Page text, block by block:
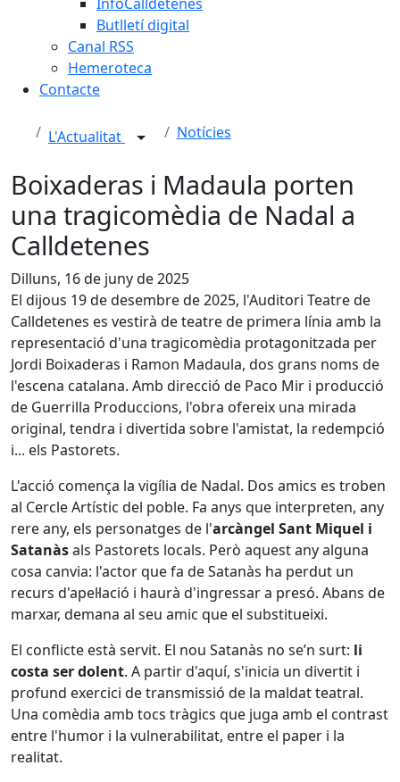
Butlletí digital
Canal RSS
Hemeroteca
Contacte
L'Actualitat Notícies
Boixaderas i Madaula porten
una tragicomèdia de Nadal a
Calldetenes
Dilluns, 16 de juny de 2025
El dijous 19 de desembre de 2025, l'Auditori Teatre de
Calldetenes es vestirà de teatre de primera línia amb la
representació d'una tragicomèdia protagonitzada per
Jordi Boixaderas i Ramon Madaula, dos grans noms de
l'escena catalana. Amb direcció de Paco Mir i producció
de Guerrilla Produccions, l'obra ofereix una mirada
original, tendra i divertida sobre l'amistat, la redempció
i... els Pastorets.
L'acció comença la vigília de Nadal. Dos amics es troben
al Cercle Artístic del poble. Fa anys que interpreten, any
rere any, els personatges de l'arcàngel Sant Miquel i
Satanàsals Pastorets locals. Però aquest any alguna
cosa canvia: l'actor que fa de Satanàs ha perdut un
recurs d'apel·lació i haurà d'ingressar a presó. Abans de
marxar, demana al seu amic que el substitueixi.
El conflicte està servit. El nou Satanàs no se’n surt: li
costa ser dolent. A partir d'aquí, s'inicia un divertit i
profund exercici de transmissió de la maldat teatral.
Una comèdia amb tocs tràgics que juga amb el contrast
entre l'humor i la vulnerabilitat, entre el paper i la
realitat.